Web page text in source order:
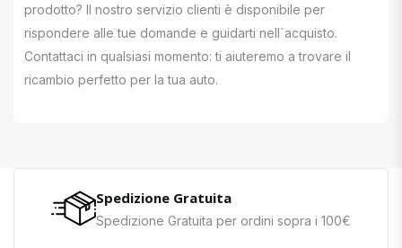
prodotto? Il nostro servizio clienti è disponibile per
rispondere alle tue domande e guidarti nell`acquisto.
Contattaci in qualsiasi momento: ti aiuteremo a trovare il
ricambio perfetto per la tua auto.
Spedizione Gratuita
Spedizione Gratuita per ordini sopra i 100€